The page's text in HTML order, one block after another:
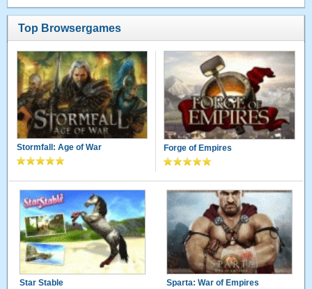
Top Browsergames
Stormfall: Age of War Forge of Empires
Star Stable Sparta: War of Empires